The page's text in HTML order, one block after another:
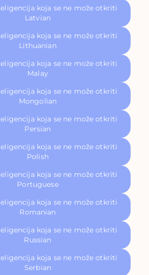
koja se ne može otkriti
Latvian
koja se ne može otkriti
Lithuanian
koja se ne može otkriti
Malay
koja se ne može otkriti
Mongolian
koja se ne može otkriti
Persian
koja se ne može otkriti
Polish
koja se ne može otkriti
Portuguese
koja se ne može otkriti
Romanian
koja se ne može otkriti
Russian
koja se ne može otkriti
Serbian